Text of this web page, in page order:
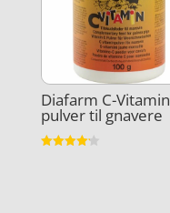
Diafarm C-Vitamin
pulver til gnavere